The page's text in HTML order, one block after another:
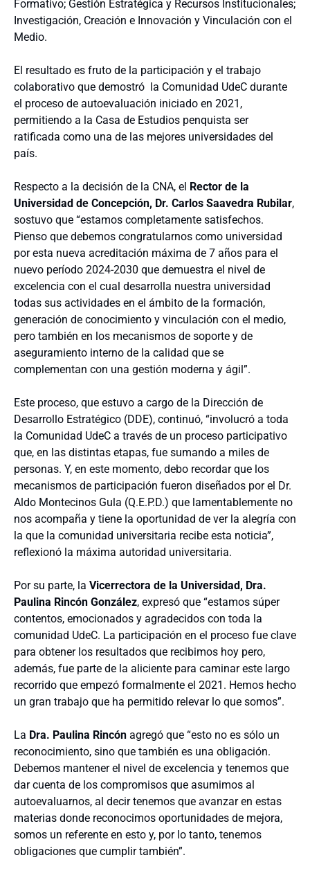
Formativo; Gestión Estratégica y Recursos Institucionales;
Investigación, Creación e Innovación y Vinculación con el
Medio.
El resultado es fruto de la participación y el trabajo
colaborativo que demostró la Comunidad UdeC durante
el proceso de autoevaluación iniciado en 2021,
permitiendo a la Casa de Estudios penquista ser
ratificada como una de las mejores universidades del
país.
Respecto a la decisión de la CNA, el Rector de la
Universidad de Concepción, Dr. Carlos Saavedra Rubilar,
sostuvo que “estamos completamente satisfechos.
Pienso que debemos congratularnos como universidad
por esta nueva acreditación máxima de 7 años para el
nuevo período 2024-2030 que demuestra el nivel de
excelencia con el cual desarrolla nuestra universidad
todas sus actividades en el ámbito de la formación,
generación de conocimiento y vinculación con el medio,
pero también en los mecanismos de soporte y de
aseguramiento interno de la calidad que se
complementan con una gestión moderna y ágil”.
Este proceso, que estuvo a cargo de la Dirección de
Desarrollo Estratégico (DDE), continuó, “involucró a toda
la Comunidad UdeC a través de un proceso participativo
que, en las distintas etapas, fue sumando a miles de
personas. Y, en este momento, debo recordar que los
mecanismos de participación fueron diseñados por el Dr.
Aldo Montecinos Gula (Q.E.P.D.) que lamentablemente no
nos acompaña y tiene la oportunidad de ver la alegría con
la que la comunidad universitaria recibe esta noticia”,
reflexionó la máxima autoridad universitaria.
Por su parte, la Vicerrectora de la Universidad, Dra.
Paulina Rincón González, expresó que “estamos súper
contentos, emocionados y agradecidos con toda la
comunidad UdeC. La participación en el proceso fue clave
para obtener los resultados que recibimos hoy pero,
además, fue parte de la aliciente para caminar este largo
recorrido que empezó formalmente el 2021. Hemos hecho
un gran trabajo que ha permitido relevar lo que somos”.
La Dra. Paulina Rincón agregó que “esto no es sólo un
reconocimiento, sino que también es una obligación.
Debemos mantener el nivel de excelencia y tenemos que
dar cuenta de los compromisos que asumimos al
autoevaluarnos, al decir tenemos que avanzar en estas
materias donde reconocimos oportunidades de mejora,
somos un referente en esto y, por lo tanto, tenemos
obligaciones que cumplir también”.